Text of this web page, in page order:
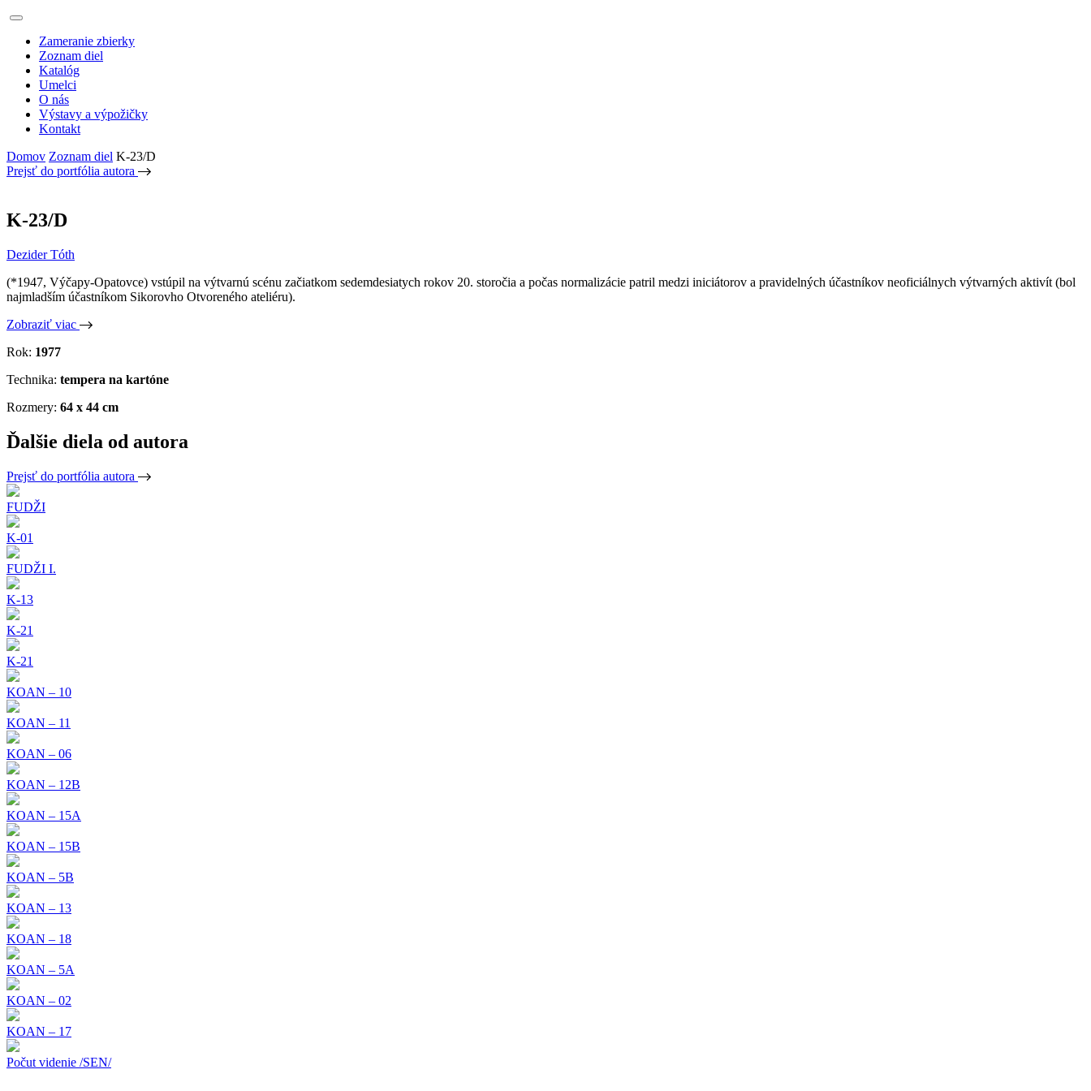
Zameranie zbierky
Zoznam diel
Katalóg
Umelci
O nás
Výstavy a výpožičky
Kontakt
Domov Zoznam diel K-23/D
Prejsť do portfólia autora
K-23/D
Dezider Tóth
(*1947, Výčapy-Opatovce) vstúpil na výtvarnú scénu začiatkom sedemdesiatych rokov 20. storočia a počas normalizácie patril medzi iniciátorov a pravidelných účastníkov neoficiálnych výtvarných aktivít (bol
najmladším účastníkom Sikorovho Otvoreného ateliéru).
Zobraziť viac
Rok: 1977
Technika: tempera na kartóne
Rozmery: 64 x 44 cm
Ďalšie diela od autora
Prejsť do portfólia autora
FUDŽI
K-01
FUDŽI I.
K-13
K-21
K-21
KOAN – 10
KOAN – 11
KOAN – 06
KOAN – 12B
KOAN – 15A
KOAN – 15B
KOAN – 5B
KOAN – 13
KOAN – 18
KOAN – 5A
KOAN – 02
KOAN – 17
Počut videnie /SEN/